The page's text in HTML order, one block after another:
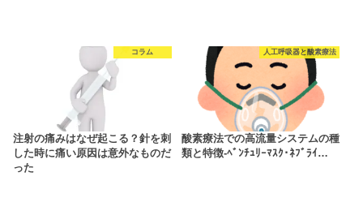
コラム
注射の痛みはなぜ起こる？針を刺
した時に痛い原因は意外なものだ
った
人工呼吸器と酸素療法
酸素療法での高流量システムの種
類と特徴‐ﾍﾞﾝﾁｭﾘｰﾏｽｸ･ﾈﾌﾞﾗｲ…